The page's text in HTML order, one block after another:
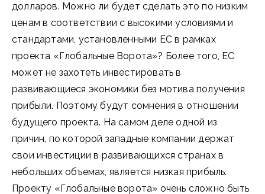
долларов. Можно ли будет сделать это по низким
ценам в соответствии с высокими условиями и
стандартами, установленными ЕС в рамках
проекта «Глобальные Ворота»? Более того, ЕС
может не захотеть инвестировать в
развивающиеся экономики без мотива получения
прибыли. Поэтому будут сомнения в отношении
будущего проекта. На самом деле одной из
причин, по которой западные компании держат
свои инвестиции в развивающихся странах в
небольших объемах, является низкая прибыль.
Проекту «Глобальные ворота» очень сложно быть